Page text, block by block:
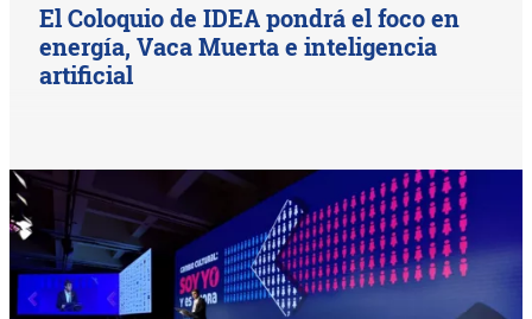
El Coloquio de IDEA pondrá el foco en
energía, Vaca Muerta e inteligencia
artificial